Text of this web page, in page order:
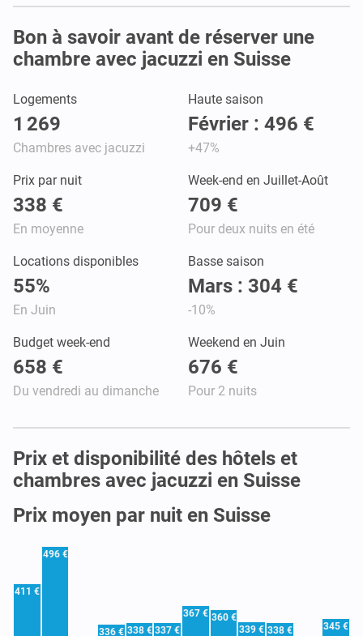
Bon à savoir avant de réserver une
chambre avec jacuzzi en Suisse
Logements
1 269
Chambres avec jacuzzi
Haute saison
Février : 496 €
+47%
Prix par nuit
338 €
En moyenne
Week-end en Juillet-Août
709 €
Pour deux nuits en été
Locations disponibles
55%
En Juin
Basse saison
Mars : 304 €
-10%
Budget week-end
658 €
Du vendredi au dimanche
Weekend en Juin
676 €
Pour 2 nuits
Prix et disponibilité des hôtels et
chambres avec jacuzzi en Suisse
Prix moyen par nuit en Suisse
411 €
496 €
336 € 338 € 337 €
367 € 360 €
339 € 338 € 345 €